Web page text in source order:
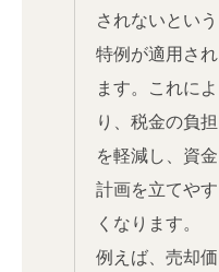
されないという
特例が適用され
ます。これによ
り、税金の負担
を軽減し、資金
計画を立てやす
くなります。
例えば、売却価